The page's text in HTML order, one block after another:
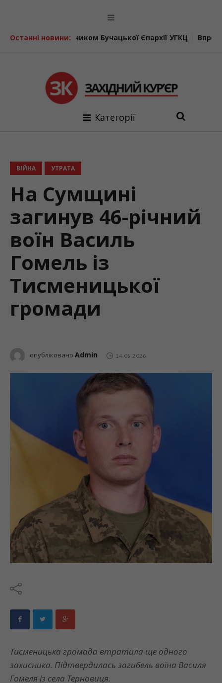
Останні новини:
Бучацької Єпархії УГКЦ Впродовж минулої
Категорії
ВІЙНА УТРАТА
На Сумщині
загинув 46-річний
воїн Василь
Гомель із
Тисменицької
громади
опубліковано Admin 14.05.2026
Тисменицька громада втратила ще одного
захисника. Підтвердилась загибель воїна Василя
Гомеля із села Терновиця.